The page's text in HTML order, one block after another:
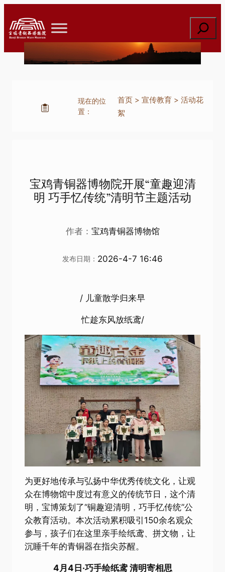
至
内
索
现在的位
置：
首页> 宣传教育> 活动花
絮
宝鸡青铜器博物院开展“童趣迎清
明 巧手忆传统”清明节主题活动
作者： 宝鸡青铜器博物馆
发布日期： 2026-4-7 16:46
/ 儿童散学归来早
忙趁东风放纸鸢/
为更好地传承与弘扬中华优秀传统文化，让观
众在博物馆中度过有意义的传统节日，这个清
明，宝博策划了“铜趣迎清明，巧手忆传统”公
众教育活动。本次活动累积吸引150余名观众
参与，孩子们在这里亲手绘纸鸢、拼文物，让
沉睡千年的青铜器在指尖苏醒。
4月4日·巧手绘纸鸢 清明寄相思